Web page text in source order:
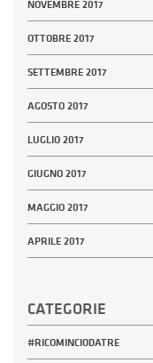
NOVEMBRE 2017
OTTOBRE 2017
SETTEMBRE 2017
AGOSTO 2017
LUGLIO 2017
GIUGNO 2017
MAGGIO 2017
APRILE 2017
CATEGORIE
#RICOMINCIODATRE